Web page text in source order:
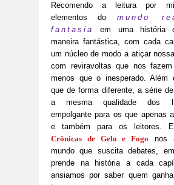
Recomendo a leitura por
elementos do mundo
fantasia
em uma história
maneira fantástica, com cada
um núcleo de modo a atiçar
com reviravoltas que nos
menos que o inesperado. Além
que de forma diferente, a série
a mesma qualidade dos
empolgante para os que apenas
e também para os leitores.
Crônicas de Gelo e Fogo nos
mundo que suscita debates,
prende na história a cada
ansiamos por saber quem